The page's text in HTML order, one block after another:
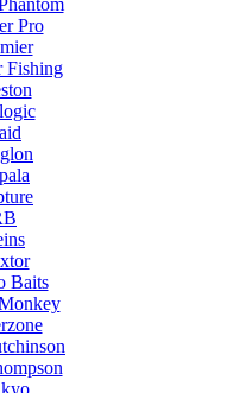
Pro
Fishing
Baits